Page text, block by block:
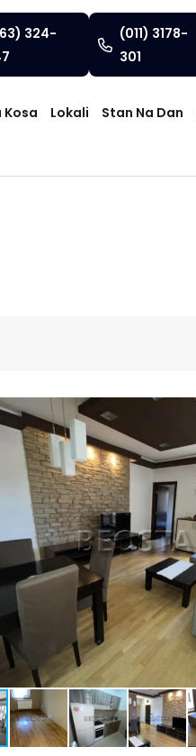
324-
(011) 3178-
301
Kosa Lokali Stan Na Dan